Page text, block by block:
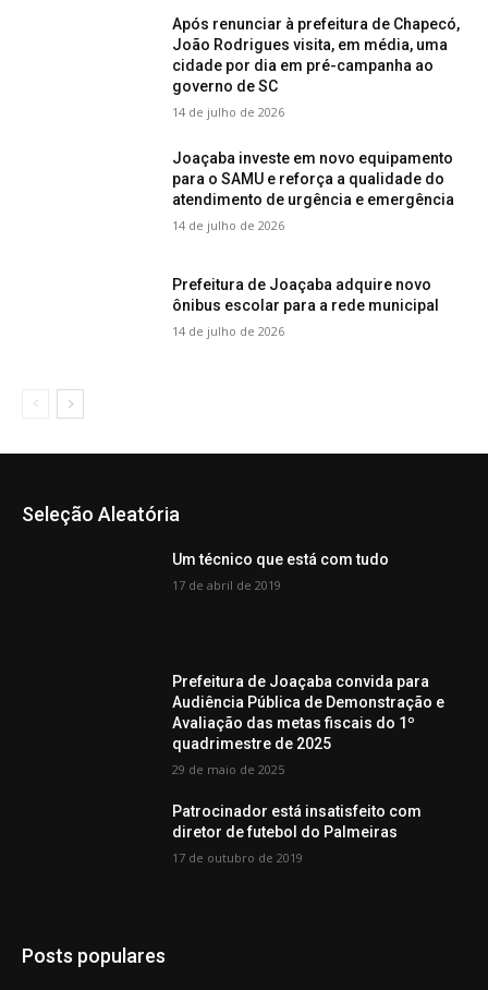
Após renunciar à prefeitura de Chapecó,
João Rodrigues visita, em média, uma
cidade por dia em pré-campanha ao
governo de SC
14 de julho de 2026
Joaçaba investe em novo equipamento
para o SAMU e reforça a qualidade do
atendimento de urgência e emergência
14 de julho de 2026
Prefeitura de Joaçaba adquire novo
ônibus escolar para a rede municipal
14 de julho de 2026
Seleção Aleatória
Um técnico que está com tudo
17 de abril de 2019
Prefeitura de Joaçaba convida para
Audiência Pública de Demonstração e
Avaliação das metas fiscais do 1º
quadrimestre de 2025
29 de maio de 2025
Patrocinador está insatisfeito com
diretor de futebol do Palmeiras
17 de outubro de 2019
Posts populares